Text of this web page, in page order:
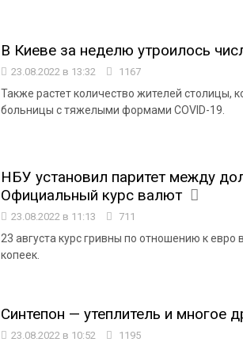
В Киеве за неделю утроилось
23.08.2022 в 13:32 1167
Также растет количество жителей столицы,
больницы с тяжелыми формами COVID-19.
НБУ установил паритет между
Официальный курс валют
23.08.2022 в 11:13 711
23 августа курс гривны по отношению к евро
копеек.
Синтепон — утеплитель и многое
23.08.2022 в 10:52 1195